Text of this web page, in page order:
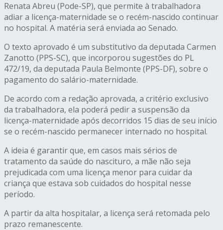
Renata Abreu (Pode-SP), que permite à trabalhadora
adiar a licença-maternidade se o recém-nascido continuar
no hospital. A matéria será enviada ao Senado.
O texto aprovado é um substitutivo da deputada Carmen
Zanotto (PPS-SC), que incorporou sugestões do PL
472/19, da deputada Paula Belmonte (PPS-DF), sobre o
pagamento do salário-maternidade.
De acordo com a redação aprovada, a critério exclusivo
da trabalhadora, ela poderá pedir a suspensão da
licença-maternidade após decorridos 15 dias de seu início
se o recém-nascido permanecer internado no hospital.
A ideia é garantir que, em casos mais sérios de
tratamento da saúde do nascituro, a mãe não seja
prejudicada com uma licença menor para cuidar da
criança que estava sob cuidados do hospital nesse
período.
A partir da alta hospitalar, a licença será retomada pelo
prazo remanescente.